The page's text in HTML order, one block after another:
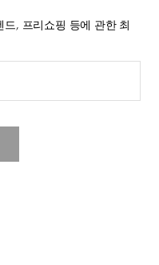
, 프리쇼핑 등에 관한 최